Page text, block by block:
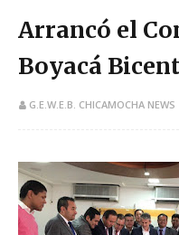
Arrancó el
Boyacá
G.E.W.E.B. CHICAMOCHA NEWS